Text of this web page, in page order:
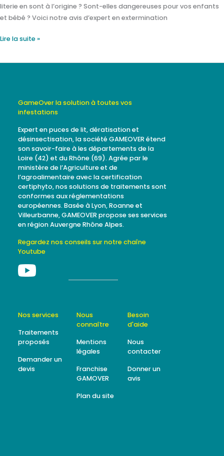
literie en sont à l’origine ? Sont-elles dangereuses pour vos enfants
et bébé ? Voici notre avis d’expert en extermination
Lire la suite »
GameOver la solution à toutes vos
infestations
Expert en puces de lit, dératisation et
désinsectisation, la société GAMEOVER étend
son savoir-faire à les départements de la
Loire (42) et du Rhône (69). Agrée par le
ministère de l’Agriculture et de
l’agroalimentaire avec la certification
certiphyto, nos solutions de traitements sont
conformes aux réglementations
européennes. Basée à Lyon, Roanne et
Villeurbanne, GAMEOVER propose ses services
en région Auvergne Rhône Alpes.
Regardez nos conseils sur notre chaîne
Youtube
Nos services
Traitements
proposés
Demander un
devis
Nous
connaître
Mentions
légales
Franchise
GAMOVER
Plan du site
Besoin
d'aide
Nous
contacter
Donner un
avis